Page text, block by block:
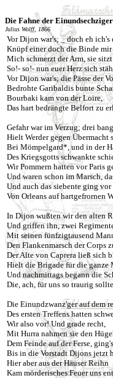
Die Fahne der Einundsechziger
Julius Wolff, 1866
Vor Dijon war's; _ doch eh ich's
Knüpf einer doch die Binde mir
Mich schmerzt der Arm, sie
So!- so!- nun euer Herz sich
Vor Dijon war's; die Pässe der
Bedrohte Garibaldis bunte
Bourbaki kam von der Loire,
Das hart bedrängte Belfort zu
Gefahr war im Verzug; drei
Hielt Werder gegen Übermacht
Bei Mömpelgard*, und in der
Des Kriegsgotts schwankte
Wir Pommern hatten vor Paris
Und waren schon im Marsch,
Und auch das siebente ging vor
Von Orleans auf hartgefrornen
In Dijon wußten wir den alten
Und griffen ihn, zwei
Mit seinen fünfzigtausend
Den Flankenmarsch der Corps
Der Alte von Caprera ließ sich
Hielt die Brigade für die ganze
Und nachmittags begann die
Die, ach, für uns so traurig
Die Einundzwanz'ger auf dem
Des ersten Treffens hatten
Wir also vor! Und grade recht,
Mit Hurra nahmen sie den
Dem Feinde auf der Ferse,
Bis in die Vorstadt Dijons jetzt
Hier aber aus der Häuser Reihn
Kam mörderisches Feuer uns